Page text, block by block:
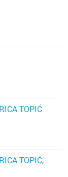
TOPIĆ
TOPIĆ,